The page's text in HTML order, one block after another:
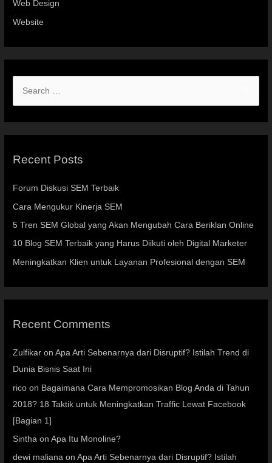
Web Design
Website
Recent Posts
Forum Diskusi SEM Terbaik
Cara Mengukur Kinerja SEM
5 Tren SEM Global yang Akan Mengubah Cara Beriklan Online
10 Blog SEM Terbaik yang Harus Diikuti oleh Digital Marketer
Meningkatkan Klien untuk Layanan Profesional dengan SEM
Recent Comments
Zulfikar onApa Arti Sebenarnya dari Disruptif? Istilah Trend di
Dunia Bisnis Saat Ini
rico on Bagaimana Cara Mempromosikan Blog Anda di Tahun
2018? 18 Taktik untuk Meningkatkan Traffic Lewat Facebook
[Bagian 1]
Sintha onApa Itu Monoline?
dewi maliana onApa Arti Sebenarnya dari Disruptif? Istilah